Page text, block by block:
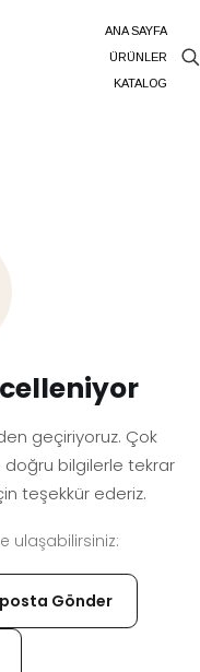
ANA SAYFA
ÜRÜNLER
KATALOG
geçiriyoruz. Çok
doğru bilgilerle tekrar
teşekkür ederiz.
ulaşabilirsiniz:
Gönder